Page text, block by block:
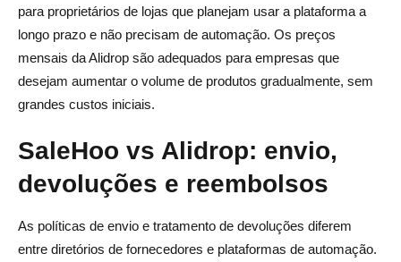
para proprietários de lojas que planejam usar a plataforma a
longo prazo e não precisam de automação. Os preços
mensais da Alidrop são adequados para empresas que
desejam aumentar o volume de produtos gradualmente, sem
grandes custos iniciais.
SaleHoo vs Alidrop: envio,
devoluções e reembolsos
As políticas de envio e tratamento de devoluções diferem
entre diretórios de fornecedores e plataformas de automação.